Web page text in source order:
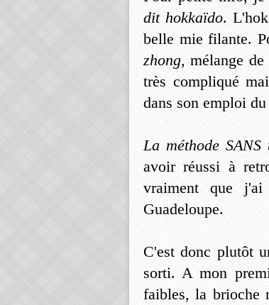
dit hokkaïdo.
belle mie filante.
zhong, mélange
très compliqué
dans son emploi du
La méthode SANS
avoir réussi à
vraiment que
Guadeloupe.
C'est donc plutôt
sorti. A mon
faibles, la brioche